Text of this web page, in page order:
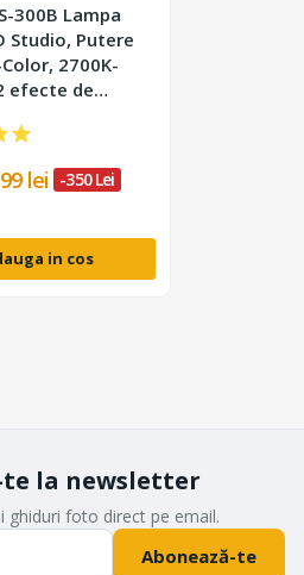
300B Lampa
Studio, Putere
2700K-
efecte de
lei -350 Lei
in cos
te la newsletter
ghiduri foto direct pe email.
Abonează-te